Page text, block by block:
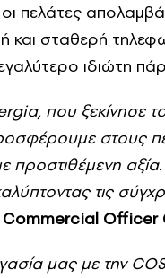
πελάτες
και σταθερή
ιδιώτη
που ξεκίνησε
στους
προστιθέμενη
τις
Commercial
μας με την